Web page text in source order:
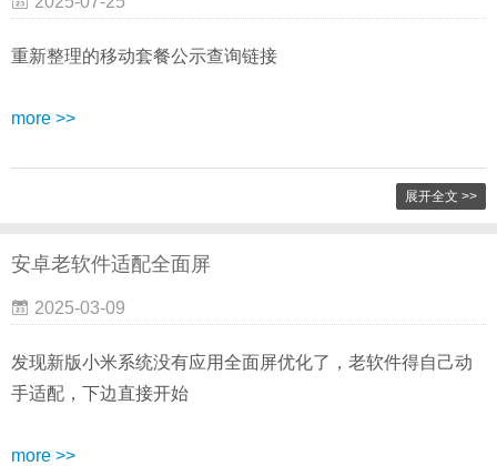
重新整理的移动套餐公示查询链接
more >>
展开全文 >>
安卓老软件适配全面屏
2025-03-09
发现新版小米系统没有应用全面屏优化了，老软件得自己动
手适配，下边直接开始
more >>